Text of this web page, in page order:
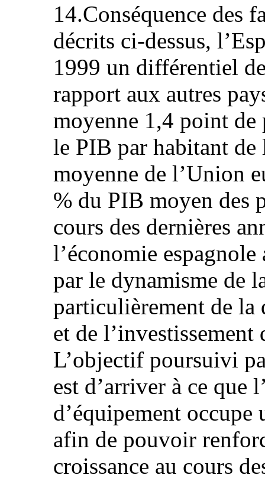
14.Conséquence des
décrits ci-dessus,
1999 un différentiel
rapport aux autres
moyenne 1,4 point de
le PIB par habitant de
moyenne de l’Union
% du PIB moyen des
cours des dernières
l’économie
par le dynamisme de
particulièrement de la
et de
L’objectif poursuivi
est d’arriver à ce que
d’équipement
afin de pouvoir
croissance au cours